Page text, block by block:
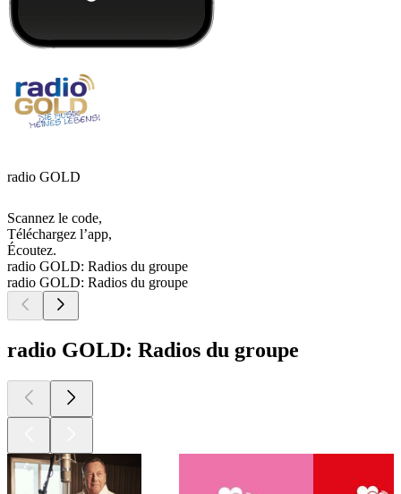
radio GOLD
Scannez le code,
Téléchargez l’app,
Écoutez.
radio GOLD: Radios du groupe
radio GOLD: Radios du groupe
radio GOLD: Radios du groupe